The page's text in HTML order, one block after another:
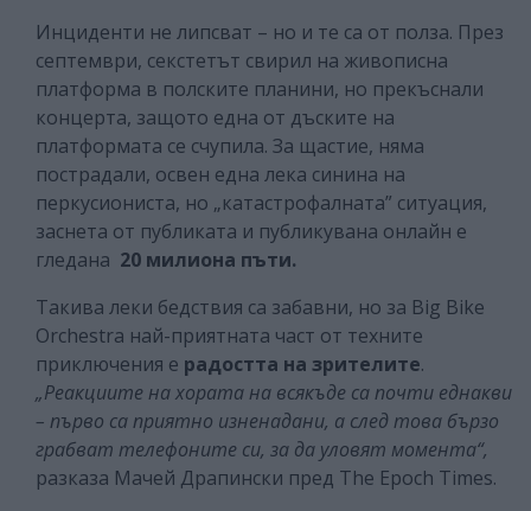
Инциденти не липсват – но и те са от полза. През
септември, секстетът свирил на живописна
платформа в полските планини, но прекъснали
концерта, защото една от дъските на
платформата се счупила. За щастие, няма
пострадали, освен една лека синина на
перкусиониста, но „катастрофалната” ситуация,
заснета от публиката и публикувана онлайн е
гледана 20 милиона пъти.
Такива леки бедствия са забавни, но за Big Bike
Orchestra най-приятната част от техните
приключения е радостта на зрителите.
„Реакциите на хората на всякъде са почти еднакви
– първо са приятно изненадани, а след това бързо
грабват телефоните си, за да уловят момента“,
разказа Мачей Драпински пред Тhe Еpoch Тimes.